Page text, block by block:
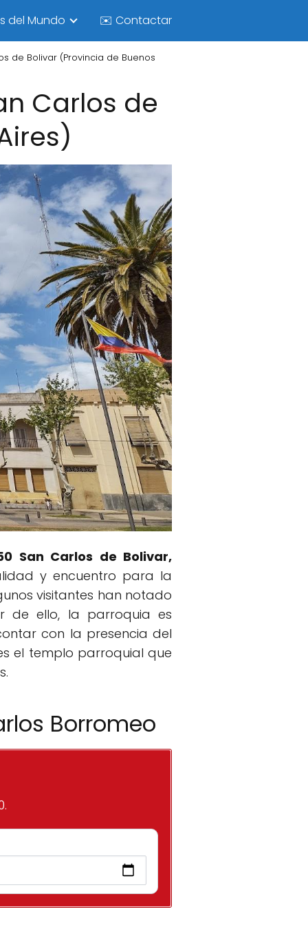
del Mundo ✉️ Contactar
de Bolivar (Provincia de Buenos
Carlos de
San Carlos de Bolivar,
y encuentro para la
visitantes han notado
de ello, la parroquia es
con la presencia del
el templo parroquial que
Borromeo